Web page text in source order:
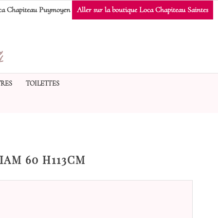
Chapiteau Puymoyen Aller sur la boutique Loca Chapiteau Saintes
TOILETTES
60 H113CM